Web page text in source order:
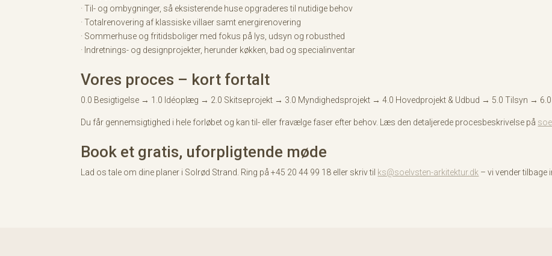
· Til- og ombygninger, så eksisterende huse opgraderes til nutidige behov
· Totalrenovering af klassiske villaer samt energirenovering
· Sommerhuse og fritidsboliger med fokus på lys, udsyn og robusthed
· Indretnings- og designprojekter, herunder køkken, bad og specialinventar
Vores proces – kort fortalt
0.0 Besigtigelse → 1.0 Idéoplæg → 2.0 Skitseprojekt → 3.0 Myndighedsprojekt → 4.0 Hovedprojekt & Udbud → 5.0 Tilsyn → 6.0
Du får gennemsigtighed i hele forløbet og kan til- eller fravælge faser efter behov. Læs den detaljerede procesbeskrivelse på
Book et gratis, uforpligtende møde
Lad os tale om dine planer i Solrød Strand. Ring på +45 20 44 99 18 eller skriv til ks@soelvsten-arkitektur.dk – vi vender tilbage